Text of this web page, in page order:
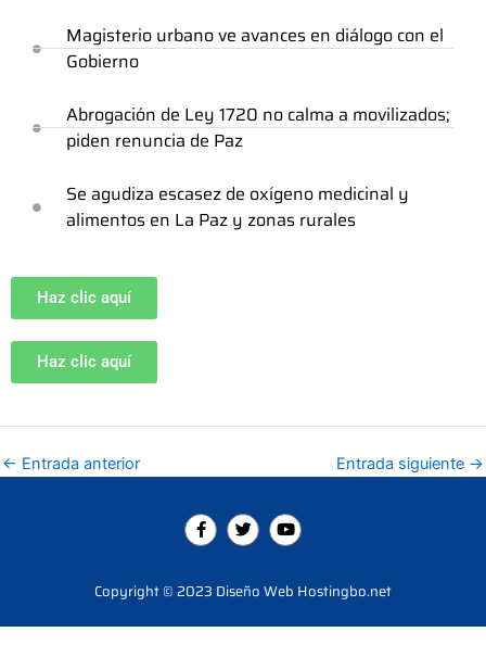
Magisterio urbano ve avances en diálogo con el
Gobierno
Abrogación de Ley 1720 no calma a movilizados;
piden renuncia de Paz
Se agudiza escasez de oxígeno medicinal y
alimentos en La Paz y zonas rurales
Haz clic aquí
Haz clic aquí
← Entrada anterior Entrada siguiente →
F
a
c
b
o
T
w
i
t
e
Y
o
u
u
b
Copyright © 2023 Diseño Web Hostingbo.net